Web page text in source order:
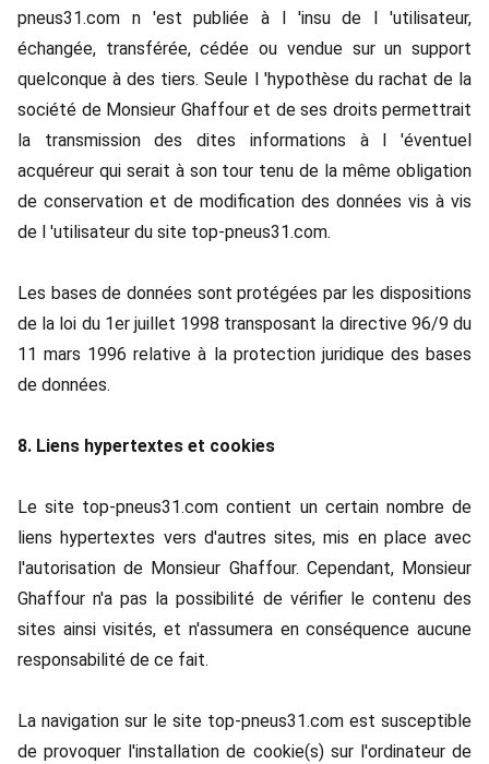
pneus31.com n 'est publiée à l 'insu de l 'utilisateur,
échangée, transférée, cédée ou vendue sur un support
quelconque à des tiers. Seule l 'hypothèse du rachat de la
société de Monsieur Ghaffour et de ses droits permettrait
la transmission des dites informations à l 'éventuel
acquéreur qui serait à son tour tenu de la même obligation
de conservation et de modification des données vis à vis
de l 'utilisateur du site top-pneus31.com.
Les bases de données sont protégées par les dispositions
de la loi du 1er juillet 1998 transposant la directive 96/9 du
11 mars 1996 relative à la protection juridique des bases
de données.
8. Liens hypertextes et cookies
Le site top-pneus31.com contient un certain nombre de
liens hypertextes vers d'autres sites, mis en place avec
l'autorisation de Monsieur Ghaffour. Cependant, Monsieur
Ghaffour n'a pas la possibilité de vérifier le contenu des
sites ainsi visités, et n'assumera en conséquence aucune
responsabilité de ce fait.
La navigation sur le site top-pneus31.com est susceptible
de provoquer l'installation de cookie(s) sur l'ordinateur de